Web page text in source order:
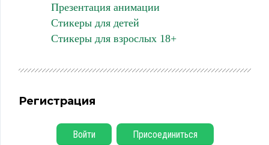
Презентация анимации
Стикеры для детей
Стикеры для взрослых 18+
Регистрация
Войти Присоединиться